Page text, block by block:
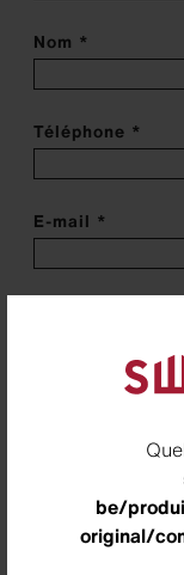
be/
original/
Nom *
Téléphone *
E-mail *
Adresse de
Addresse -